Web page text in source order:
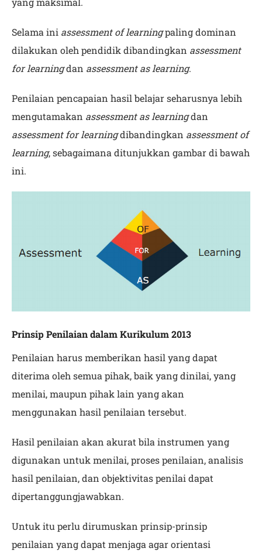
Selama ini assessment of learningpaling dominan
dilakukan oleh pendidik dibandingkan assessment
for learningdan assessment as learning.
Penilaian pencapaian hasil belajar seharusnya lebih
mengutamakan assessment as learningdan
assessment for learningdibandingkan assessment of
learning, sebagaimana ditunjukkan gambar di bawah
ini.
Prinsip Penilaian dalam Kurikulum 2013
Penilaian harus memberikan hasil yang dapat
diterima oleh semua pihak, baik yang dinilai, yang
menilai, maupun pihak lain yang akan
menggunakan hasil penilaian tersebut.
Hasil penilaian akan akurat bila instrumen yang
digunakan untuk menilai, proses penilaian, analisis
hasil penilaian, dan objektivitas penilai dapat
dipertanggungjawabkan.
Untuk itu perlu dirumuskan prinsip-prinsip
penilaian yang dapat menjaga agar orientasi